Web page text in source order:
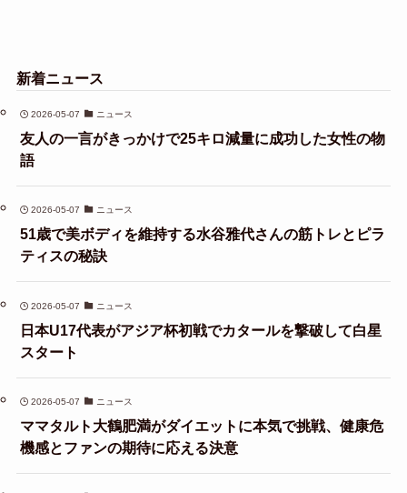
新着ニュース
2026-05-07 ニュース
友人の一言がきっかけで25キロ減量に成功した女性の物
語
2026-05-07 ニュース
51歳で美ボディを維持する水谷雅代さんの筋トレとピラ
ティスの秘訣
2026-05-07 ニュース
日本U17代表がアジア杯初戦でカタールを撃破して白星
スタート
2026-05-07 ニュース
ママタルト大鶴肥満がダイエットに本気で挑戦、健康危
機感とファンの期待に応える決意